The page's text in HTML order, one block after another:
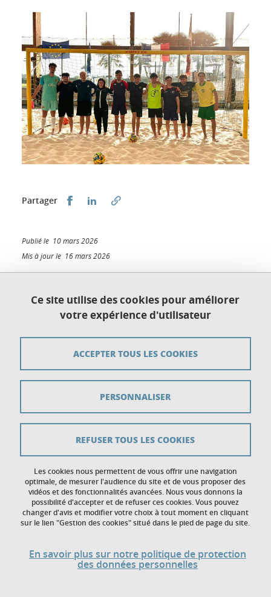
Partager Partager sur Facebook
Partager sur LinkedIn
Publié le 10 mars 2026
Mis à jour le 16 mars 2026
Mentions légales
Données personnelles
Gestion des cookies
Accessibilité : non conforme
Politique des cookies
Contact
Ce site utilise des cookies pour améliorer
votre expérience d'utilisateur
Les cookies nous permettent de vous offrir une navigation
optimale, de mesurer l'audience du site et de vous proposer des
vidéos et des fonctionnalités avancées. Nous vous donnons la
possibilité d'accepter et de refuser ces cookies. Vous pouvez
changer d'avis et modifier votre choix à tout moment en cliquant
sur le lien "Gestion des cookies" situé dans le pied de page du site.
En savoir plus sur notre politique de protection
des données personnelles
ACCEPTER TOUS LES COOKIES
REFUSER TOUS LES COOKIES
PERSONNALISER